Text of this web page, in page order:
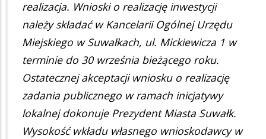
realizacja. Wnioski o realizację inwestycji
należy składać w Kancelarii Ogólnej Urzędu
Miejskiego w Suwałkach, ul. Mickiewicza 1 w
terminie do 30 września bieżącego roku.
Ostatecznej akceptacji wniosku o realizację
zadania publicznego w ramach inicjatywy
lokalnej dokonuje Prezydent Miasta Suwałk.
Wysokość wkładu własnego wnioskodawcy w